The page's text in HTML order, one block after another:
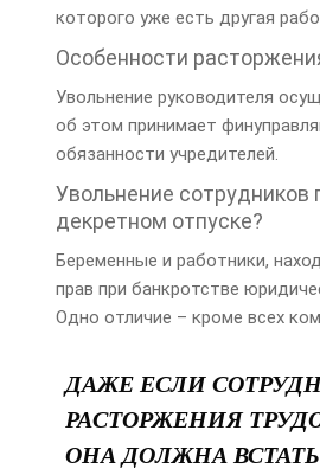
которого уже есть другая
Особенности
Увольнение руководителя
об этом принимает
обязанности учредителей.
Увольнение сотрудников
декретном отпуске?
Беременные и работники,
прав при банкротстве
Одно отличие – кроме всех
ДАЖЕ ЕСЛИ
РАСТОРЖЕНИЯ
ОНА ДОЛЖНА